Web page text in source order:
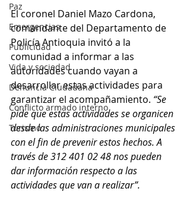
Paz
Emergencias
Publicidad
Vida y sociedad
Denuncia Ciudadana
Conflicto armado interno
Turismo
El coronel Daniel Mazo Cardona,
comandante del Departamento de
Policía Antioquia invitó a la
comunidad a informar a las
autoridades cuando vayan a
desarrollar estas actividades para
garantizar el acompañamiento. “Se
pide que estas actividades se organicen
desde las administraciones municipales
con el fin de prevenir estos hechos. A
través de 312 401 02 48 nos pueden
dar información respecto a las
actividades que van a realizar”.